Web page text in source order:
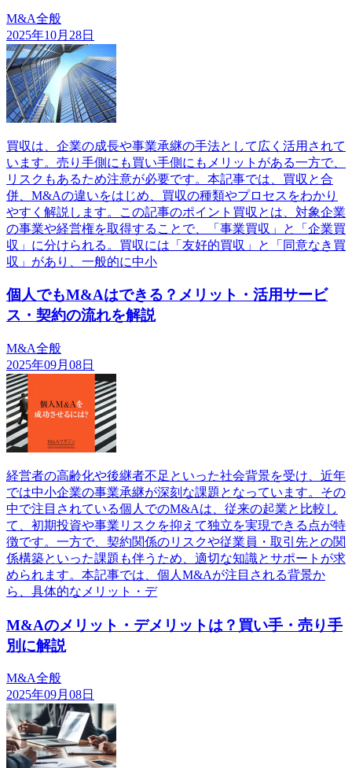
M&A全般
2025年10月28日
買収は、企業の成長や事業承継の手法として広く活用されて
います。売り手側にも買い手側にもメリットがある一方で、
リスクもあるため注意が必要です。本記事では、買収と合
併、M&Aの違いをはじめ、買収の種類やプロセスをわかり
やすく解説します。この記事のポイント買収とは、対象企業
の事業や経営権を取得することで、「事業買収」と「企業買
収」に分けられる。買収には「友好的買収」と「同意なき買
収」があり、一般的に中小
個人でもM&Aはできる？メリット・活用サービ
ス・契約の流れを解説
M&A全般
2025年09月08日
経営者の高齢化や後継者不足といった社会背景を受け、近年
では中小企業の事業承継が深刻な課題となっています。その
中で注目されている個人でのM&Aは、従来の起業と比較し
て、初期投資や事業リスクを抑えて独立を実現できる点が特
徴です。一方で、契約関係のリスクや従業員・取引先との関
係構築といった課題も伴うため、適切な知識とサポートが求
められます。本記事では、個人M&Aが注目される背景か
ら、具体的なメリット・デ
M&Aのメリット・デメリットは？買い手・売り手
別に解説
M&A全般
2025年09月08日